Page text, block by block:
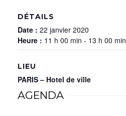
DÉTAILS
Date : 22 janvier 2020
Heure : 11 h 00 min - 13 h 00 min
LIEU
PARIS – Hotel de ville
AGENDA